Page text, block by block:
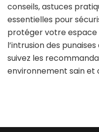
conseils, astuces
essentielles pour
protéger votre espace
l’intrusion des
suivez les
environnement sain et